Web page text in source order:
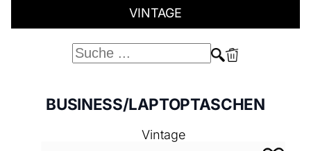
VINTAGE
BUSINESS/LAPTOPTASCHEN
Vintage